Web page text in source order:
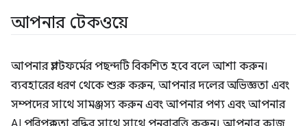
আপনার টেকওয়ে
আপনার প্ল্যাটফর্মের পছন্দটি বিকশিত হবে বলে আশা করুন।
ব্যবহারের ধরণ থেকে শুরু করুন, আপনার দলের অভিজ্ঞতা এবং
সম্পদের সাথে সামঞ্জস্য করুন এবং আপনার পণ্য এবং আপনার